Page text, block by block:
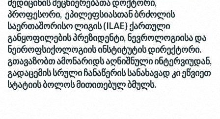
მედიცინისმეცნიერებათადოქტორი,
პროფესორი, ეპილეფსიასთანბრძოლის
საერთაშორისოლიგის(ILAE)ქართული
განყოფილებისპრეზიდენტი,ნევროლოგიისადა
ნეიროფსიქოლოგიისინსტიტუტისდირექტორი.
გთავაზობთამონარიდსაღნიშნულიინტერვიუდან,
გადაცემისსრულიჩანაწერისსანახავადკიეწვიეთ
სტატიისბოლოსმითითებულბმულს.